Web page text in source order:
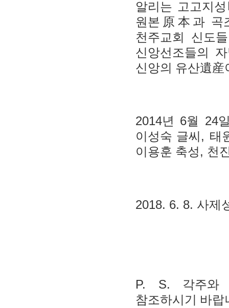
알리는 고고지성
원본 原本 과 곡
천주교회 신도
신앙선조들의
신앙의 유산遺産
2014년 6월 24
이성숙 글씨 , 태
이용훈 축성, 천
2018. 6. 8. 사제
P. S. 각주
참조하시기 바랍